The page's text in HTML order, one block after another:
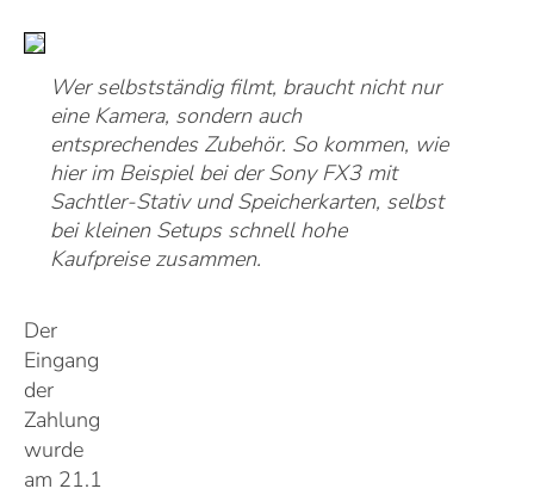
Wer selbstständig filmt, braucht nicht nur
eine Kamera, sondern auch
entsprechendes Zubehör. So kommen, wie
hier im Beispiel bei der Sony FX3 mit
Sachtler-Stativ und Speicherkarten, selbst
bei kleinen Setups schnell hohe
Kaufpreise zusammen.
Der
Eingang
der
Zahlung
wurde
am 21.1